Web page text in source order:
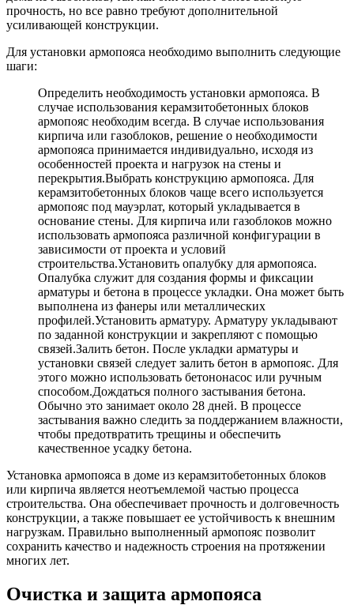
прочность, но все равно требуют дополнительной
усиливающей конструкции.
Для установки армопояса необходимо выполнить следующие
шаги:
Определить необходимость установки армопояса. В
случае использования керамзитобетонных блоков
армопояс необходим всегда. В случае использования
кирпича или газоблоков, решение о необходимости
армопояса принимается индивидуально, исходя из
особенностей проекта и нагрузок на стены и
перекрытия.Выбрать конструкцию армопояса. Для
керамзитобетонных блоков чаще всего используется
армопояс под мауэрлат, который укладывается в
основание стены. Для кирпича или газоблоков можно
использовать армопояса различной конфигурации в
зависимости от проекта и условий
строительства.Установить опалубку для армопояса.
Опалубка служит для создания формы и фиксации
арматуры и бетона в процессе укладки. Она может быть
выполнена из фанеры или металлических
профилей.Установить арматуру. Арматуру укладывают
по заданной конструкции и закрепляют с помощью
связей.Залить бетон. После укладки арматуры и
установки связей следует залить бетон в армопояс. Для
этого можно использовать бетононасос или ручным
способом.Дождаться полного застывания бетона.
Обычно это занимает около 28 дней. В процессе
застывания важно следить за поддержанием влажности,
чтобы предотвратить трещины и обеспечить
качественное усадку бетона.
Установка армопояса в доме из керамзитобетонных блоков
или кирпича является неотъемлемой частью процесса
строительства. Она обеспечивает прочность и долговечность
конструкции, а также повышает ее устойчивость к внешним
нагрузкам. Правильно выполненный армопояс позволит
сохранить качество и надежность строения на протяжении
многих лет.
Очистка и защита армопояса